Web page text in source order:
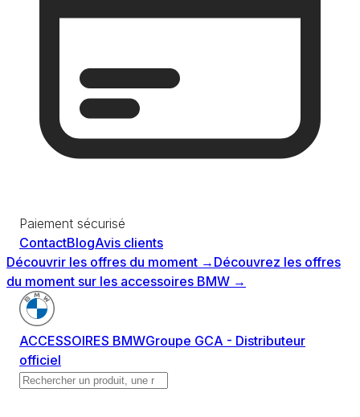
Paiement sécurisé
ContactBlogAvis clients
Découvrir les offres du moment → Découvrez les offres
du moment sur les accessoires BMW →
ACCESSOIRES BMWGroupe GCA - Distributeur
officiel